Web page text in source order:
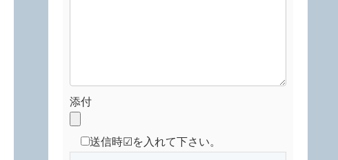
添付
送信時☑を入れて下さい。